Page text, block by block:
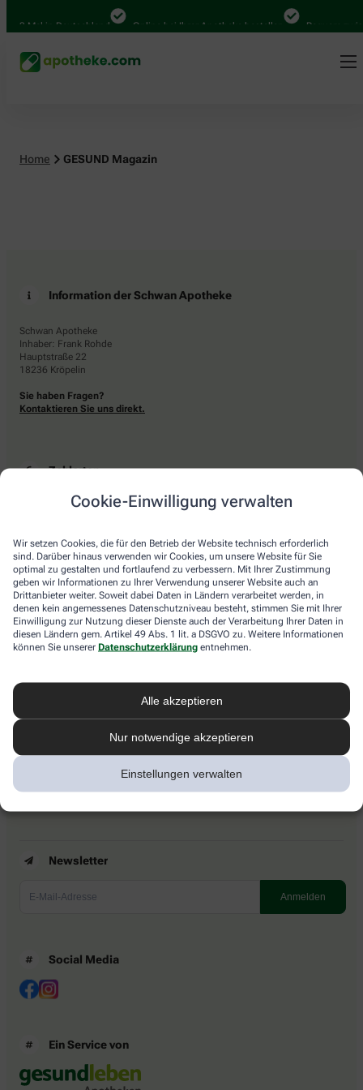
Cookie-Einwilligung verwalten
Wir setzen Cookies, die für den Betrieb der Website technisch erforderlich
sind. Darüber hinaus verwenden wir Cookies, um unsere Website für Sie
optimal zu gestalten und fortlaufend zu verbessern. Mit Ihrer Zustimmung
geben wir Informationen zu Ihrer Verwendung unserer Website auch an
Drittanbieter weiter. Soweit dabei Daten in Ländern verarbeitet werden, in
denen kein angemessenes Datenschutzniveau besteht, stimmen Sie mit Ihrer
Einwilligung zur Nutzung dieser Dienste auch der Verarbeitung Ihrer Daten in
diesen Ländern gem. Artikel 49 Abs. 1 lit. a DSGVO zu. Weitere Informationen
können Sie unserer Datenschutzerklärung entnehmen.
Alle akzeptieren
Nur notwendige akzeptieren
Einstellungen verwalten
Mal in Deutschland Online bei Ihrer Apotheke bestellen Bequem
Home GESUND Magazin
Information der Schwan Apotheke
Schwan Apotheke
Inhaber: Frank Rohde
Hauptstraße 22
18236 Kröpelin
Sie haben Fragen?
Kontaktieren Sie uns direkt.
Zahlarten
Bar oder mit einer anderen akzeptierten Zahlungsart Ihrer Apotheke vor Ort.
Lieferarten
Abholung in der Apotheke
Botendienstlieferung
apotheke.com Informationen
Newsletter
Barrierefreiheitserklärung
Newsletter
Social Media
Ein Service von